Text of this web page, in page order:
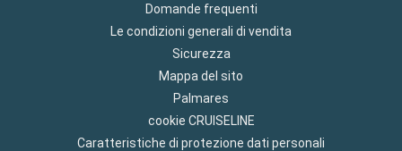
Domande frequenti
Le condizioni generali di vendita
Sicurezza
Mappa del sito
Palmares
cookie CRUISELINE
Caratteristiche di protezione dati personali